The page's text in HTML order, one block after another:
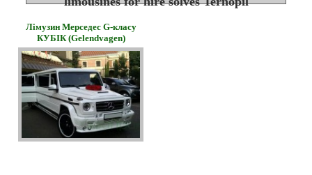
Лімузин Мерседес G-класу
КУБІК (Gelendvagen)